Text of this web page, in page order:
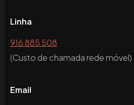
Linha
916 885 508
(Custo de chamada rede móvel)
Email